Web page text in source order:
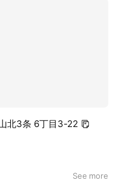
北3条 6丁目3-22
See more